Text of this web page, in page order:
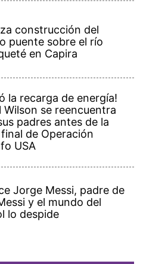
construcción del
puente sobre el río
en Capira
la recarga de energía!
Wilson se reencuentra
padres antes de la
de Operación
USA
Jorge Messi, padre de
y el mundo del
lo despide